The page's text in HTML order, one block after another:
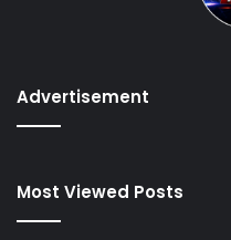
Advertisement
Most Viewed Posts